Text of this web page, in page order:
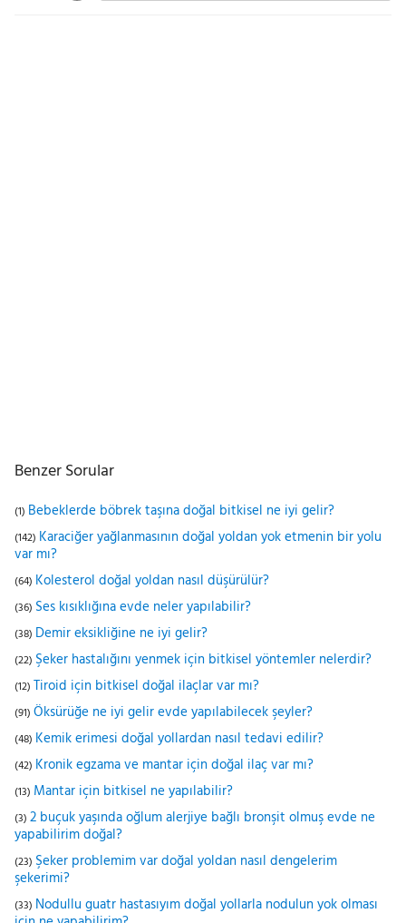
Benzer Sorular
(1) Bebeklerde böbrek taşına doğal bitkisel ne iyi gelir?
(142) Karaciğer yağlanmasının doğal yoldan yok etmenin bir yolu
var mı?
(64) Kolesterol doğal yoldan nasıl düşürülür?
(36) Ses kısıklığına evde neler yapılabilir?
(38) Demir eksikliğine ne iyi gelir?
(22) Şeker hastalığını yenmek için bitkisel yöntemler nelerdir?
(12) Tiroid için bitkisel doğal ilaçlar var mı?
(91) Öksürüğe ne iyi gelir evde yapılabilecek şeyler?
(48) Kemik erimesi doğal yollardan nasıl tedavi edilir?
(42) Kronik egzama ve mantar için doğal ilaç var mı?
(13) Mantar için bitkisel ne yapılabilir?
(3) 2 buçuk yaşında oğlum alerjiye bağlı bronşit olmuş evde ne
yapabilirim doğal?
(23) Şeker problemim var doğal yoldan nasıl dengelerim
şekerimi?
(33) Nodullu guatr hastasıyım doğal yollarla nodulun yok olması